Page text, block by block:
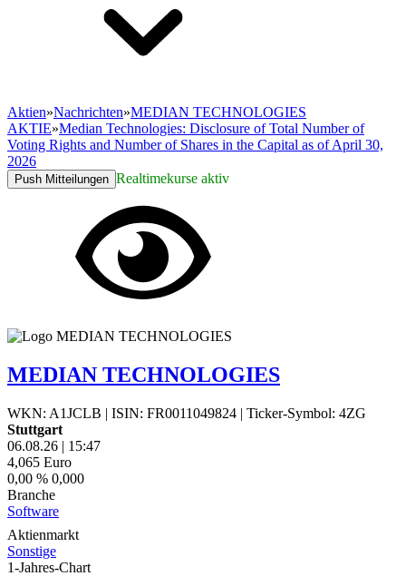
Aktien»Nachrichten»MEDIAN TECHNOLOGIES
AKTIE»Median Technologies: Disclosure of Total Number of
Voting Rights and Number of Shares in the Capital as of April 30,
2026
Push Mitteilungen Realtimekurse aktiv
MEDIAN TECHNOLOGIES
WKN: A1JCLB | ISIN: FR0011049824 | Ticker-Symbol: 4ZG
Stuttgart
06.08.26 | 15:47
4,065 Euro
0,00 % 0,000
Branche
Software
Aktienmarkt
Sonstige
1-Jahres-Chart